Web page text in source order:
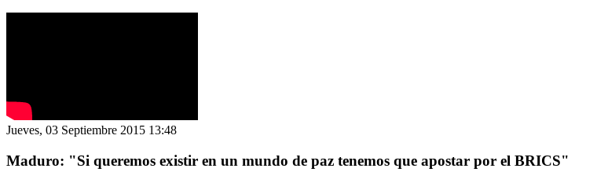
Jueves, 03 Septiembre 2015 13:48
Maduro: "Si queremos existir en un mundo de paz tenemos que apostar por el BRICS"